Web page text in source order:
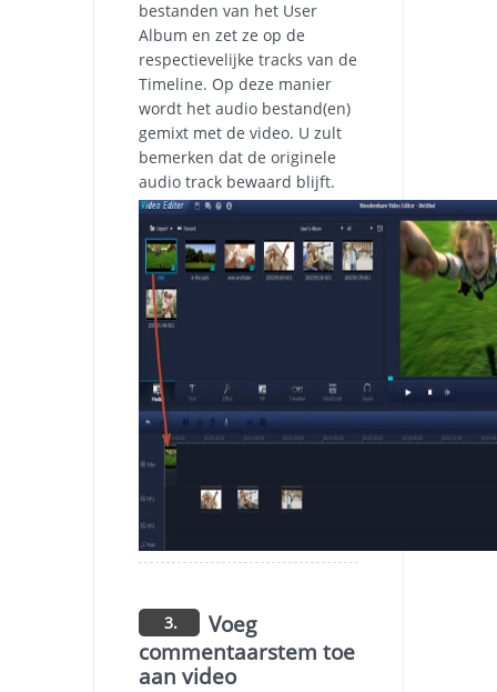
bestanden van het User
Album en zet ze op de
respectievelijke tracks van de
Timeline. Op deze manier
wordt het audio bestand(en)
gemixt met de video. U zult
bemerken dat de originele
audio track bewaard blijft.
3.
Voeg
commentaarstem toe
aan video